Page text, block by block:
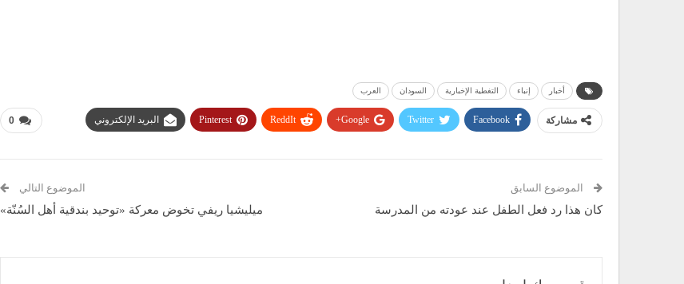
أخبار إنباء التغطية الإخبارية السودان العرب
0 مشاركة Facebook
Twitter
Google+
ReddIt
Pinterest البريد الإلكتروني
الموضوع السابق
كان هذا رد فعل الطفل عند عودته من المدرسة
الموضوع التالي
ميليشيا ريفي تخوض معركة «توحيد بندقية أهل السُنّة»